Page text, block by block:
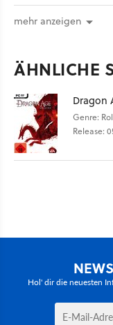
mehr anzeigen
ÄHNLICHE
Dragon
Genre:
Release:
Hol' dir die neuesten